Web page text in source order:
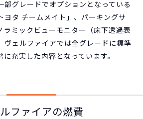
部グレードでオプションとなっている
ヨタ チームメイト」、パーキングサ
ラミックビューモニター（床下透過表
ヴェルファイアでは全グレードに標準
充実した内容となっています。
ファイアの燃費